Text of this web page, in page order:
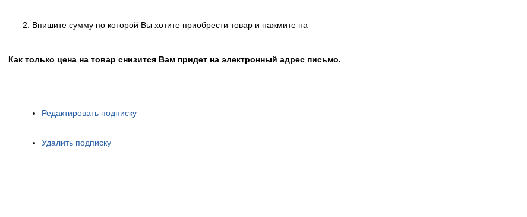
Впишите сумму по которой Вы хотите приобрести товар и нажмите на
Как только цена на товар снизится Вам придет на электронный адрес письмо.
Редактировать подписку
Удалить подписку